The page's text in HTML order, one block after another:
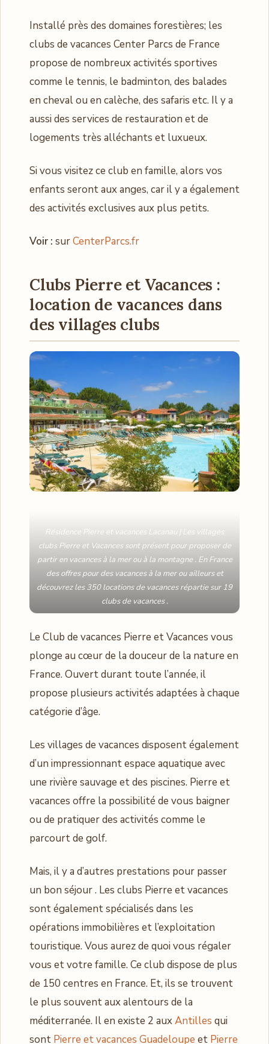
Installé près des domaines forestières; les
clubs de vacances Center Parcs de France
propose de nombreux activités sportives
comme le tennis, le badminton, des balades
en cheval ou en calèche, des safaris etc. Il y a
aussi des services de restauration et de
logements très alléchants et luxueux.
Si vous visitez ce club en famille, alors vos
enfants seront aux anges, car il y a également
des activités exclusives aux plus petits.
Voir : surCenterParcs.fr
Clubs Pierre et Vacances :
location de vacances dans
des villages clubs
Résidence Pierre et vacances Lacanau | Les villages
clubs Pierre et Vacances sont présent pour proposer de
partir en vacances à la mer ou à la montagne . En France
des offres pour des vacances à la mer ou ailleurs et
découvrez les 350 locations de vacances répartie sur 19
clubs de vacances .
Le Club de vacances Pierre et Vacances vous
plonge au cœur de la douceur de la nature en
France. Ouvert durant toute l’année, il
propose plusieurs activités adaptées à chaque
catégorie d’âge.
Les villages de vacances disposent également
d’un impressionnant espace aquatique avec
une rivière sauvage et des piscines. Pierre et
vacances offre la possibilité de vous baigner
ou de pratiquer des activités comme le
parcourt de golf.
Mais, il y a d’autres prestations pour passer
un bon séjour . Les clubs Pierre et vacances
sont également spécialisés dans les
opérations immobilières et l’exploitation
touristique. Vous aurez de quoi vous régaler
vous et votre famille. Ce club dispose de plus
de 150 centres en France. Et, ils se trouvent
le plus souvent aux alentours de la
méditerranée. Il en existe 2 auxAntilles qui
sont Pierre et vacances Guadeloupe et Pierre